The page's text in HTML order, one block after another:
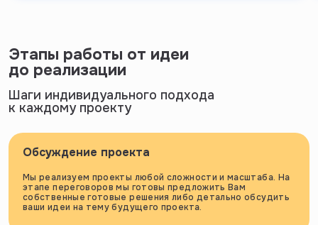
Этапы работы от идеи
до реализации
Шаги индивидуального подхода
к каждому проекту
Обсуждение проекта
Мы реализуем проекты любой сложности и масштаба. На
этапе переговоров мы готовы предложить Вам
собственные готовые решения либо детально обсудить
ваши идеи на тему будущего проекта.